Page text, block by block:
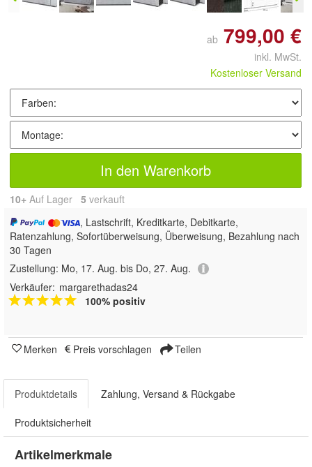
ab 799,00 €
inkl. MwSt.
Kostenloser Versand
In den Warenkorb
10+ Auf Lager 5 verkauft
, Lastschrift, Kreditkarte, Debitkarte,
Ratenzahlung, Sofortüberweisung, Überweisung, Bezahlung nach
30 Tagen
Zustellung: Mo, 17. Aug. bis Do, 27. Aug.
Verkäufer: margarethadas24
100% positiv
Merken Preis vorschlagen Teilen
Produktdetails Zahlung, Versand & Rückgabe
Produktsicherheit
Artikelmerkmale